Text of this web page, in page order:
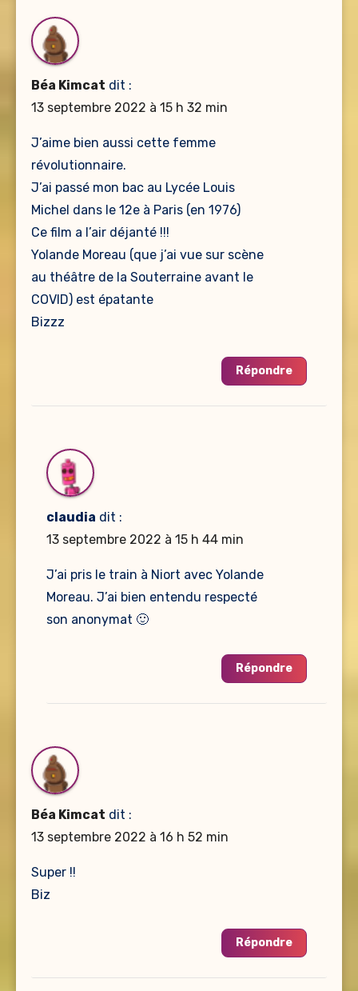
Béa Kimcat dit :
13 septembre 2022 à 15 h 32 min
J’aime bien aussi cette femme
révolutionnaire.
J’ai passé mon bac au Lycée Louis
Michel dans le 12e à Paris (en 1976)
Ce film a l’air déjanté !!!
Yolande Moreau (que j’ai vue sur scène
au théâtre de la Souterraine avant le
COVID) est épatante
Bizzz
Répondre
claudia dit :
13 septembre 2022 à 15 h 44 min
J’ai pris le train à Niort avec Yolande
Moreau. J’ai bien entendu respecté
son anonymat 🙂
Répondre
Béa Kimcat dit :
13 septembre 2022 à 16 h 52 min
Super !!
Biz
Répondre